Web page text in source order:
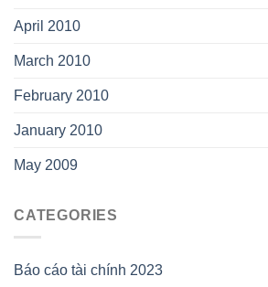
April 2010
March 2010
February 2010
January 2010
May 2009
CATEGORIES
Báo cáo tài chính 2023